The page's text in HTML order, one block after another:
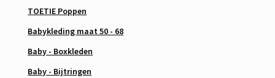
TOETIE Poppen
Babykleding maat 50 - 68
Baby - Boxkleden
Baby - Bijtringen